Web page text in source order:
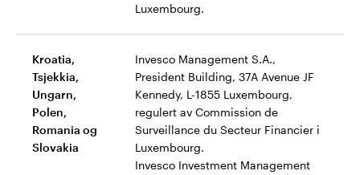
Luxembourg.
Kroatia,
Tsjekkia,
Ungarn,
Polen,
Romania og
Slovakia
Invesco Management S.A.,
President Building, 37A Avenue JF
Kennedy, L-1855 Luxembourg,
regulert av Commission de
Surveillance du Secteur Financier i
Luxembourg.
Invesco Investment Management